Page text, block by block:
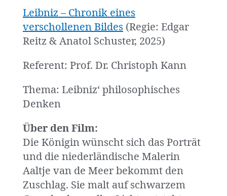
Leibniz – Chronik eines
verschollenen Bildes (Regie: Edgar
Reitz & Anatol Schuster, 2025)
Referent: Prof. Dr. Christoph Kann
Thema: Leibniz‘ philosophisches
Denken
Über den Film:
Die Königin wünscht sich das Porträt
und die niederländische Malerin
Aaltje van de Meer bekommt den
Zuschlag. Sie malt auf schwarzem